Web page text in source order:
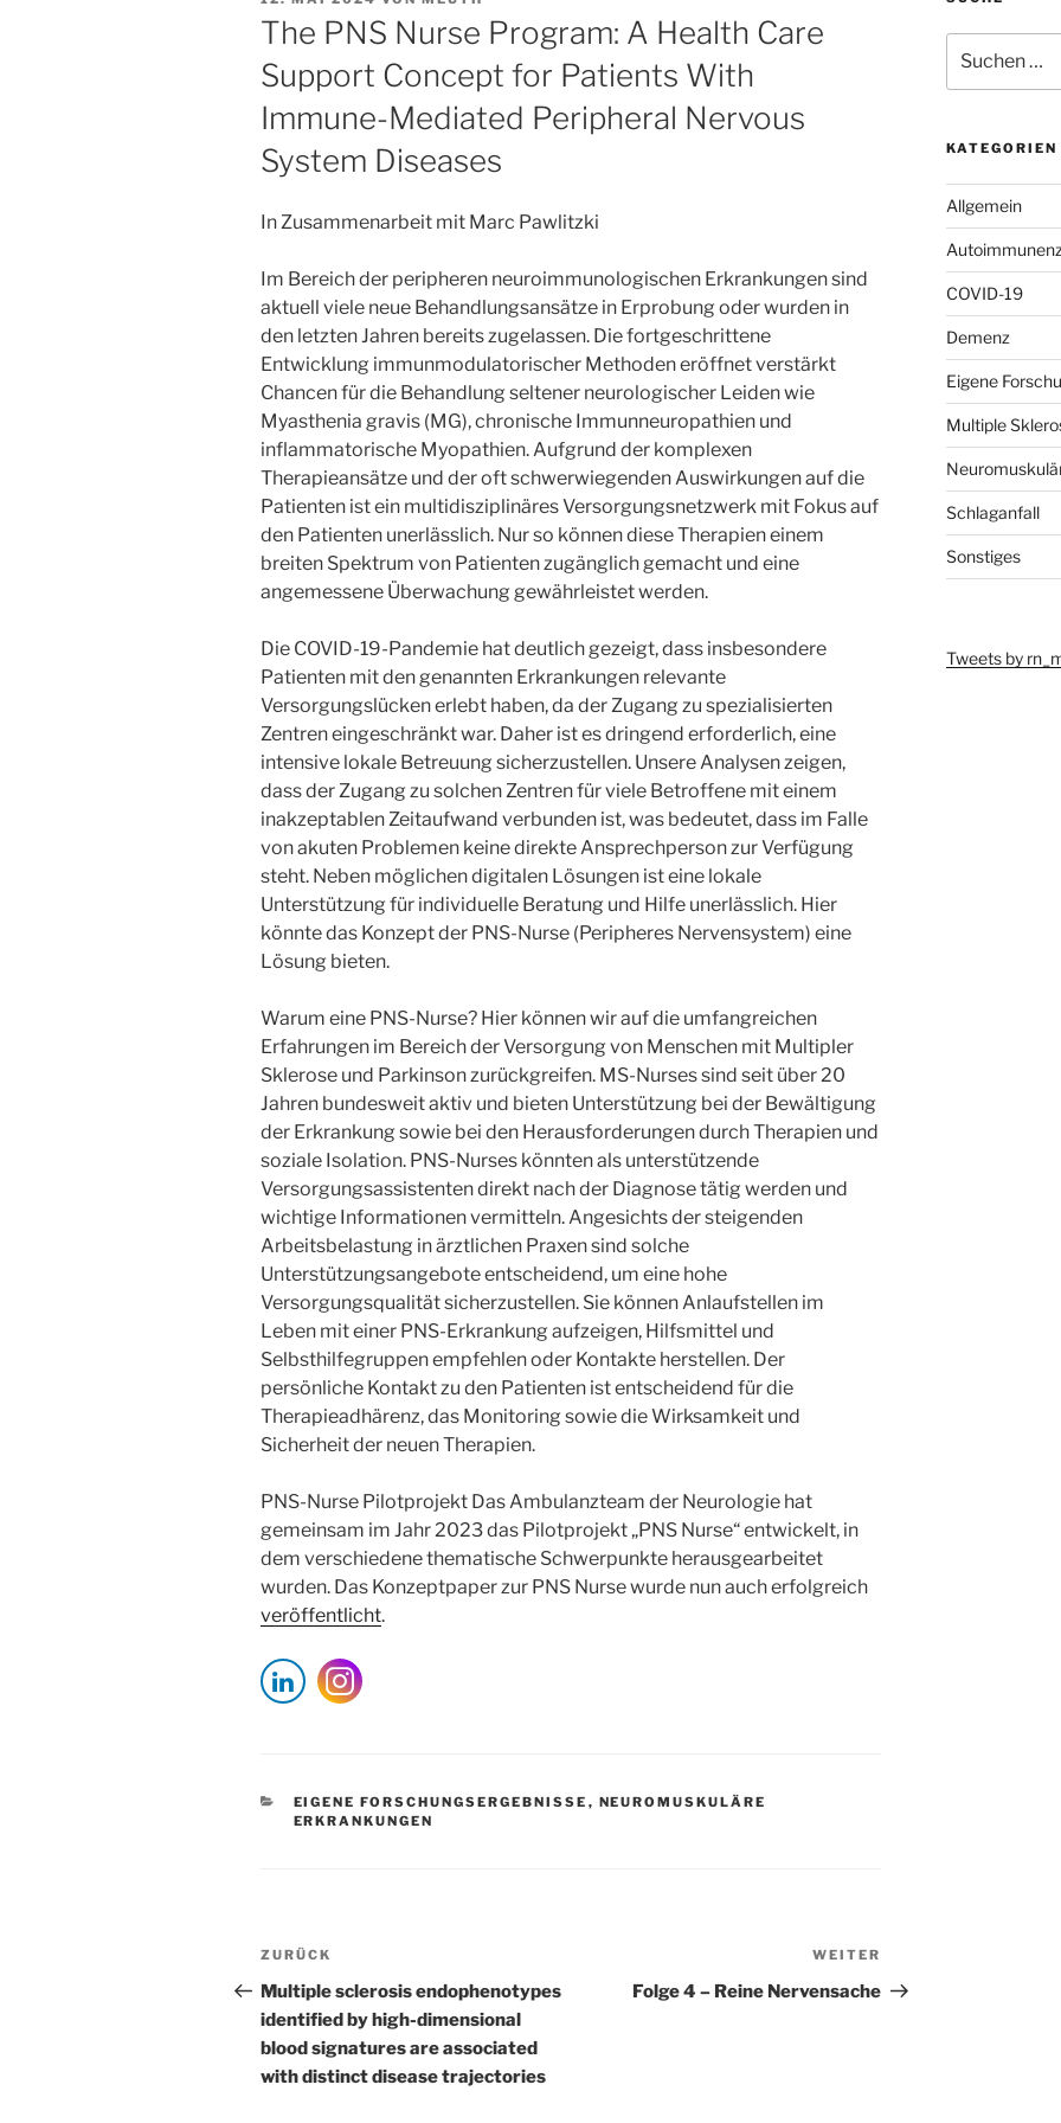
AM
The PNS Nurse Program: A Health Care
Support Concept for Patients With
Immune-Mediated Peripheral Nervous
System Diseases
In Zusammenarbeit mit Marc Pawlitzki
Im Bereich der peripheren neuroimmunologischen Erkrankungen sind
aktuell viele neue Behandlungsansätze in Erprobung oder wurden in
den letzten Jahren bereits zugelassen. Die fortgeschrittene
Entwicklung immunmodulatorischer Methoden eröffnet verstärkt
Chancen für die Behandlung seltener neurologischer Leiden wie
Myasthenia gravis (MG), chronische Immunneuropathien und
inflammatorische Myopathien. Aufgrund der komplexen
Therapieansätze und der oft schwerwiegenden Auswirkungen auf die
Patienten ist ein multidisziplinäres Versorgungsnetzwerk mit Fokus auf
den Patienten unerlässlich. Nur so können diese Therapien einem
breiten Spektrum von Patienten zugänglich gemacht und eine
angemessene Überwachung gewährleistet werden.
Die COVID-19-Pandemie hat deutlich gezeigt, dass insbesondere
Patienten mit den genannten Erkrankungen relevante
Versorgungslücken erlebt haben, da der Zugang zu spezialisierten
Zentren eingeschränkt war. Daher ist es dringend erforderlich, eine
intensive lokale Betreuung sicherzustellen. Unsere Analysen zeigen,
dass der Zugang zu solchen Zentren für viele Betroffene mit einem
inakzeptablen Zeitaufwand verbunden ist, was bedeutet, dass im Falle
von akuten Problemen keine direkte Ansprechperson zur Verfügung
steht. Neben möglichen digitalen Lösungen ist eine lokale
Unterstützung für individuelle Beratung und Hilfe unerlässlich. Hier
könnte das Konzept der PNS-Nurse (Peripheres Nervensystem) eine
Lösung bieten.
Warum eine PNS-Nurse? Hier können wir auf die umfangreichen
Erfahrungen im Bereich der Versorgung von Menschen mit Multipler
Sklerose und Parkinson zurückgreifen. MS-Nurses sind seit über 20
Jahren bundesweit aktiv und bieten Unterstützung bei der Bewältigung
der Erkrankung sowie bei den Herausforderungen durch Therapien und
soziale Isolation. PNS-Nurses könnten als unterstützende
Versorgungsassistenten direkt nach der Diagnose tätig werden und
wichtige Informationen vermitteln. Angesichts der steigenden
Arbeitsbelastung in ärztlichen Praxen sind solche
Unterstützungsangebote entscheidend, um eine hohe
Versorgungsqualität sicherzustellen. Sie können Anlaufstellen im
Leben mit einer PNS-Erkrankung aufzeigen, Hilfsmittel und
Selbsthilfegruppen empfehlen oder Kontakte herstellen. Der
persönliche Kontakt zu den Patienten ist entscheidend für die
Therapieadhärenz, das Monitoring sowie die Wirksamkeit und
Sicherheit der neuen Therapien.
PNS-Nurse Pilotprojekt Das Ambulanzteam der Neurologie hat
gemeinsam im Jahr 2023 das Pilotprojekt „PNS Nurse“ entwickelt, in
dem verschiedene thematische Schwerpunkte herausgearbeitet
wurden. Das Konzeptpaper zur PNS Nurse wurde nun auch erfolgreich
veröffentlicht.
KATEGORIEN
EIGENE FORSCHUNGSERGEBNISSE , NEUROMUSKULÄRE
ERKRANKUNGEN
Beitragsnavigation
Vorheriger
Beitrag
ZURÜCK
Multiple sclerosis endophenotypes
identified by high-dimensional
blood signatures are associated
with distinct disease trajectories
Beitrag
WEITER
Folge 4 – Reine Nervensache
nach:
KATEGORIEN
Allgemein
COVID-19
Demenz
Eigene
Multiple
Schlaganfall
Sonstiges
Tweets by